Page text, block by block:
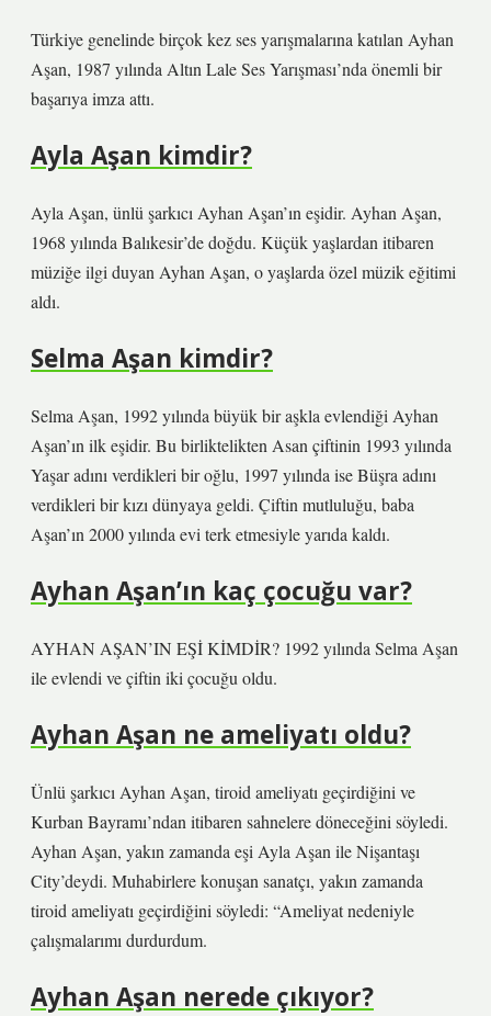
Türkiye genelinde birçok kez ses yarışmalarına katılan Ayhan
Aşan, 1987 yılında Altın Lale Ses Yarışması’nda önemli bir
başarıya imza attı.
Ayla Aşan kimdir?
Ayla Aşan, ünlü şarkıcı Ayhan Aşan’ın eşidir. Ayhan Aşan,
1968 yılında Balıkesir’de doğdu. Küçük yaşlardan itibaren
müziğe ilgi duyan Ayhan Aşan, o yaşlarda özel müzik eğitimi
aldı.
Selma Aşan kimdir?
Selma Aşan, 1992 yılında büyük bir aşkla evlendiği Ayhan
Aşan’ın ilk eşidir. Bu birliktelikten Asan çiftinin 1993 yılında
Yaşar adını verdikleri bir oğlu, 1997 yılında ise Büşra adını
verdikleri bir kızı dünyaya geldi. Çiftin mutluluğu, baba
Aşan’ın 2000 yılında evi terk etmesiyle yarıda kaldı.
Ayhan Aşan’ın kaç çocuğu var?
AYHAN AŞAN’IN EŞİ KİMDİR? 1992 yılında Selma Aşan
ile evlendi ve çiftin iki çocuğu oldu.
Ayhan Aşan ne ameliyatı oldu?
Ünlü şarkıcı Ayhan Aşan, tiroid ameliyatı geçirdiğini ve
Kurban Bayramı’ndan itibaren sahnelere döneceğini söyledi.
Ayhan Aşan, yakın zamanda eşi Ayla Aşan ile Nişantaşı
City’deydi. Muhabirlere konuşan sanatçı, yakın zamanda
tiroid ameliyatı geçirdiğini söyledi: “Ameliyat nedeniyle
çalışmalarımı durdurdum.
Ayhan Aşan nerede çıkıyor?